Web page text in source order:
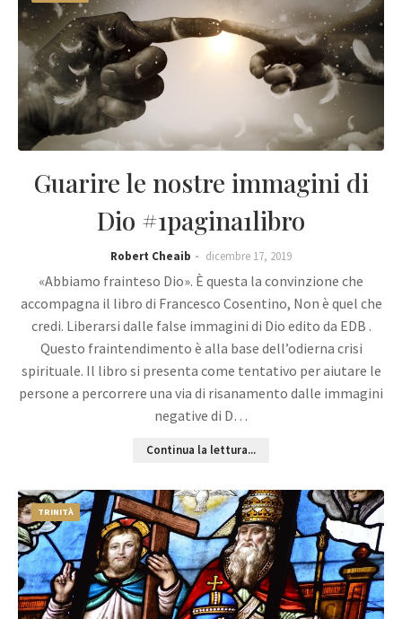
Guarire le nostre immagini di
Dio #1pagina1libro
Robert Cheaib dicembre 17, 2019
«Abbiamo frainteso Dio». È questa la convinzione che
accompagna il libro di Francesco Cosentino, Non è quel che
credi. Liberarsi dalle false immagini di Dio edito da EDB .
Questo fraintendimento è alla base dell’odierna crisi
spirituale. Il libro si presenta come tentativo per aiutare le
persone a percorrere una via di risanamento dalle immagini
negative di D…
Continua la lettura...
TRINITÀ